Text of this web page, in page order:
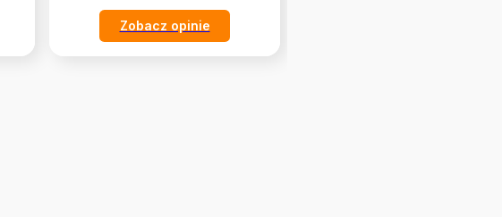
Zobacz opinie